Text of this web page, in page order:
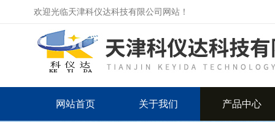
欢迎光临天津科仪达科技有限公司网站！
网站首页 关于我们 产品中心